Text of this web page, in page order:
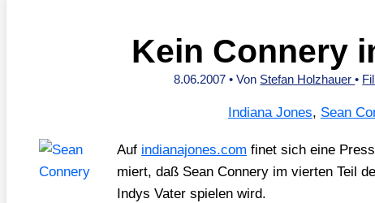
Kein Connery
8.06.2007• Von Stefan Holzhauer•
Indiana Jones, Sean
Auf india​na​jo​nes​.com finet sich eine
miert, daß Sean Con­nery im vier­ten Teil
Indys Vater spie­len wird.